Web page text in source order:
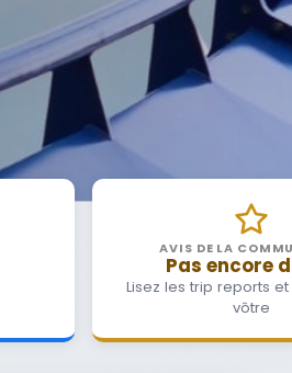
AVIS DE LA
Pas encore
Lisez les trip reports
vôtre